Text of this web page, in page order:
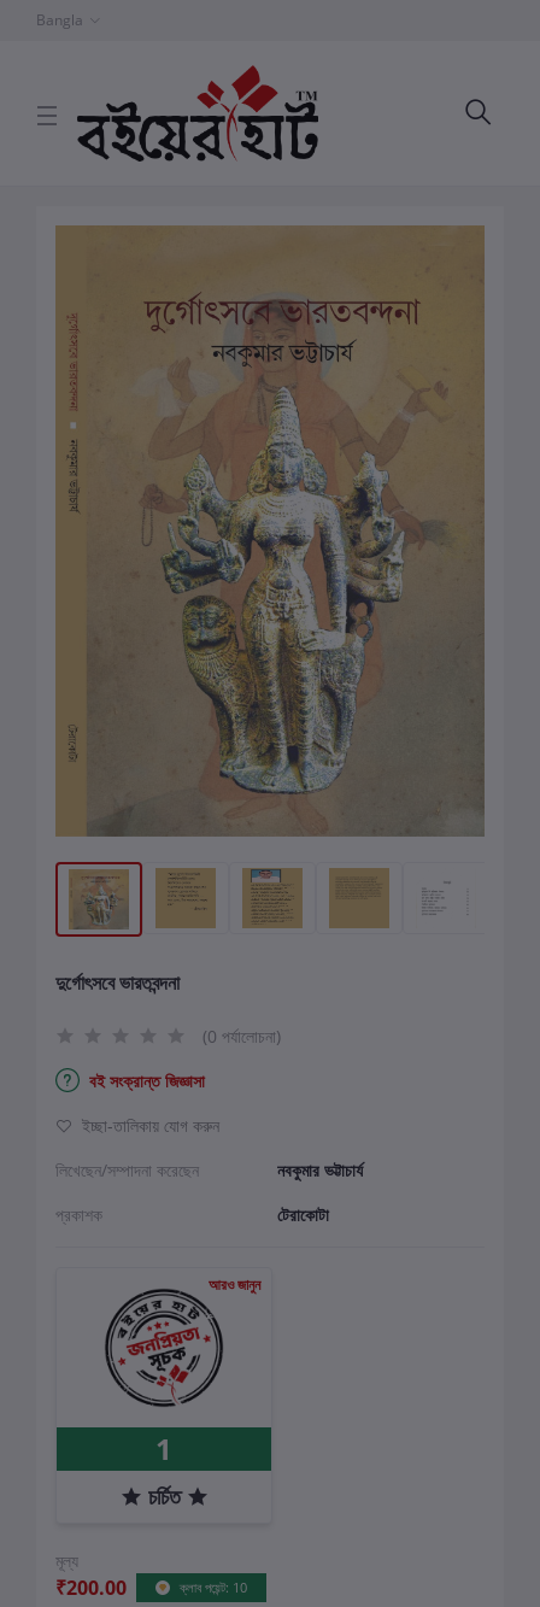
Bangla
দুর্গোৎসবে ভারতবন্দনা
(0 পর্যালোচনা)
বই সংক্রান্ত জিজ্ঞাসা
ইচ্ছা-তালিকায় যোগ করুন
লিখেছেন/সম্পাদনা করেছেন
নবকুমার ভট্টাচার্য
প্রকাশক
টেরাকোটা
আরও জানুন
1
চর্চিত
মূল্য
₹200.00 ক্লাব পয়েন্ট: 10